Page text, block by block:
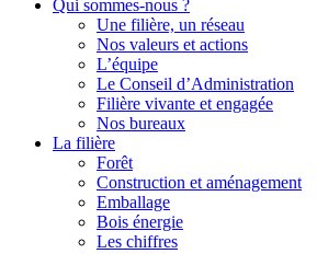
Qui sommes-nous ?
Une filière, un réseau
Nos valeurs et actions
L’équipe
Le Conseil d’Administration
Filière vivante et engagée
Nos bureaux
La filière
Forêt
Construction et aménagement
Emballage
Bois énergie
Les chiffres